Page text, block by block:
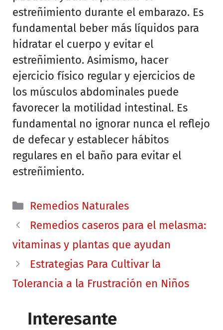
estreñimiento durante el embarazo. Es
fundamental beber más líquidos para
hidratar el cuerpo y evitar el
estreñimiento. Asimismo, hacer
ejercicio físico regular y ejercicios de
los músculos abdominales puede
favorecer la motilidad intestinal. Es
fundamental no ignorar nunca el reflejo
de defecar y establecer hábitos
regulares en el baño para evitar el
estreñimiento.
Categorías
Remedios Naturales
Remedios caseros para el melasma:
vitaminas y plantas que ayudan
Estrategias Para Cultivar la
Tolerancia a la Frustración en Niños
Interesante